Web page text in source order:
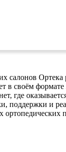
салонов Ортека
в своём
где
поддержки и
ортопедических